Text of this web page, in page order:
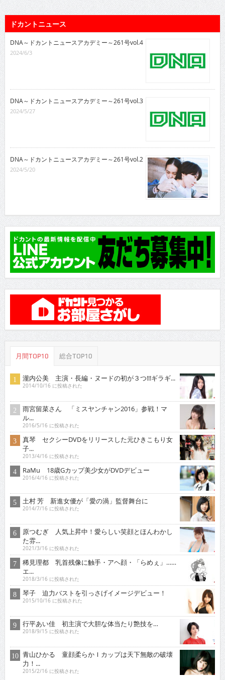
ドカントニュース
DNA～ドカントニュースアカデミー～261号vol.4
2024/6/3
DNA～ドカントニュースアカデミー～261号vol.3
2024/5/27
DNA～ドカントニュースアカデミー～261号vol.2
2024/5/20
月間TOP10 総合TOP10
瀧内公美 主演・長編・ヌードの初が３つ!!!ギラギ...
2014/10/16 に投稿された
雨宮留菜さん 「ミスヤンチャン2016」参戦！マ
ル...
2016/5/16 に投稿された
真琴 セクシーDVDをリリースした元ひきこもり女
子...
2013/4/16 に投稿された
RaMu 18歳Gカップ美少女がDVDデビュー
2016/4/16 に投稿された
土村 芳 新進女優が「愛の渦」監督舞台に
2014/7/16 に投稿された
原つむぎ 人気上昇中！愛らしい笑顔とほんわかし
た雰...
2021/3/16 に投稿された
稀見理都 乳首残像に触手・アヘ顔・「らめぇ」……
エ...
2018/3/16 に投稿された
琴子 迫力バストを引っさげイメージデビュー！
2015/10/16 に投稿された
行平あい佳 初主演で大胆な体当たり艶技を…
2018/9/15 に投稿された
青山ひかる 童顔柔らかＩカップは天下無敵の破壊
力！...
2015/2/16 に投稿された